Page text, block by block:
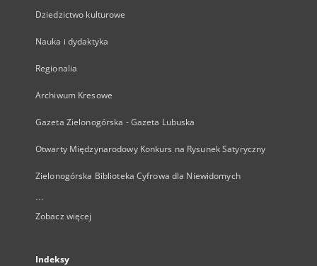
Dziedzictwo kulturowe
Nauka i dydaktyka
Regionalia
Archiwum Kresowe
Gazeta Zielonogórska - Gazeta Lubuska
Otwarty Międzynarodowy Konkurs na Rysunek Satyryczny
Zielonogórska Biblioteka Cyfrowa dla Niewidomych
...
Zobacz więcej
Indeksy